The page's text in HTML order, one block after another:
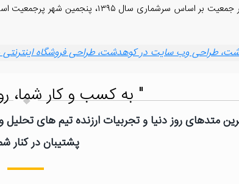
می‌کنند. کوهدشت با داشتن ۸۹،۰۰۰ نفر
طراحی وب سایت در کوهدشت، طراحی فروشگاه
" به کسب و کار شما،
متدهای روز دنیا و تجربیات ارزنده تیم های
پشتیبان در کنار